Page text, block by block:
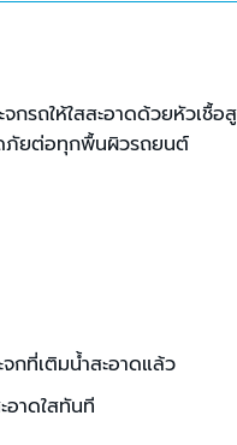
กรถให้ใสสะอาดด้วยหัวเชื้
ภัยต่อทุกพื้นผิวรถยนต์
กที่เติมน้ำสะอาดแล้ว
อาดใสทันที